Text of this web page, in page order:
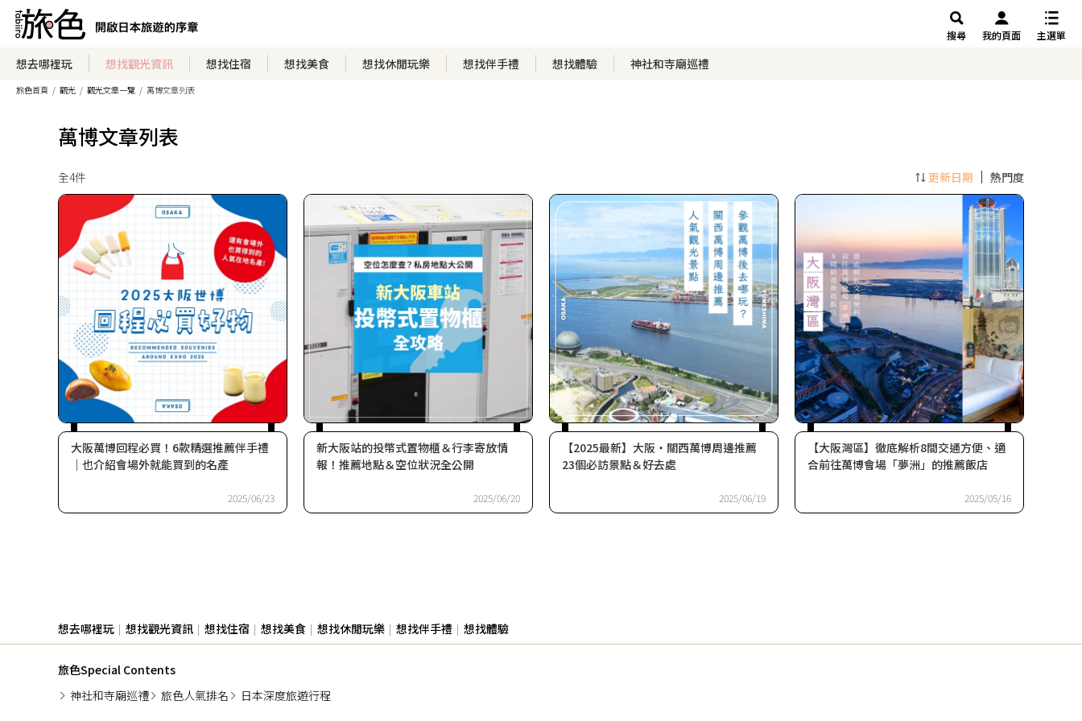
搜尋 我的頁面 主選單
想去哪裡玩 想找觀光資訊 想找住宿 想找美食 想找休閒玩樂 想找伴手禮 想找體驗 神社和寺廟巡禮
旅色首頁 觀光 觀光文章一覽 萬博文章列表
萬博文章列表
全4件 更新日期 熱門度
大阪萬博回程必買！6款精選推薦伴手禮
｜也介紹會場外就能買到的名產
2025/06/23
新大阪站的投幣式置物櫃＆行李寄放情
報！推薦地點＆空位狀況全公開
2025/06/20
【2025最新】大阪・關西萬博周邊推薦
23個必訪景點＆好去處
2025/06/19
【大阪灣區】徹底解析8間交通方便、適
合前往萬博會場「夢洲」的推薦飯店
2025/05/16
想去哪裡玩 想找觀光資訊 想找住宿 想找美食 想找休閒玩樂 想找伴手禮 想找體驗
旅色Special Contents
神社和寺廟巡禮
旅色人氣排名 日本深度旅遊行程